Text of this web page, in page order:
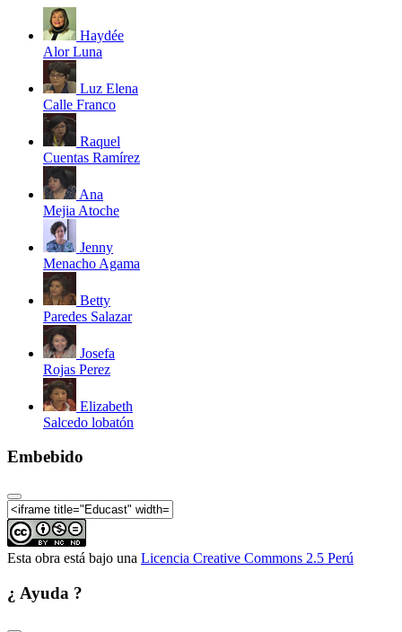
Haydée
Alor Luna
Luz Elena
Calle Franco
Raquel
Cuentas Ramírez
Ana
Mejia Atoche
Jenny
Menacho Agama
Betty
Paredes Salazar
Josefa
Rojas Perez
Elizabeth
Salcedo lobatón
Embebido
Esta obra está bajo una Licencia Creative Commons 2.5 Perú
¿ Ayuda ?